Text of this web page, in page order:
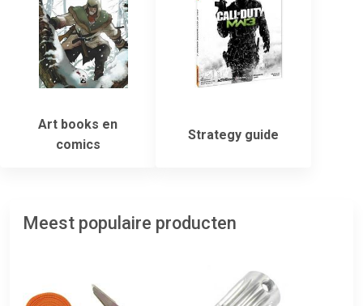
Art books en
comics
Strategy guide
Meest populaire producten